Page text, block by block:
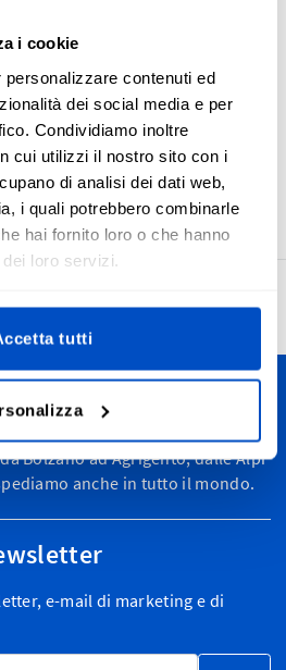
i cookie
contenuti ed
dei social media e per
Condividiamo inoltre
cui utilizzi il nostro sito con i
di analisi dei dati web,
i quali potrebbero combinarle
hai fornito loro o che hanno
loro servizi.
tutti
Made in Czech Republic sono
sia che desideri
la loro provenienza. Le nostre
e quelle con la bandiera
semplici da cucire grazie alla
ed al margine di cucitura.
27.950 recensioni
creazioni
Bolzano ad Agrigento, dalle Alpi
anche in tutto il mondo.
e-mail di marketing e di